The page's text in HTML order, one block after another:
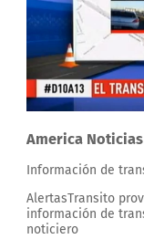
America Noticias
Información de
AlertasTransito
información de
noticiero